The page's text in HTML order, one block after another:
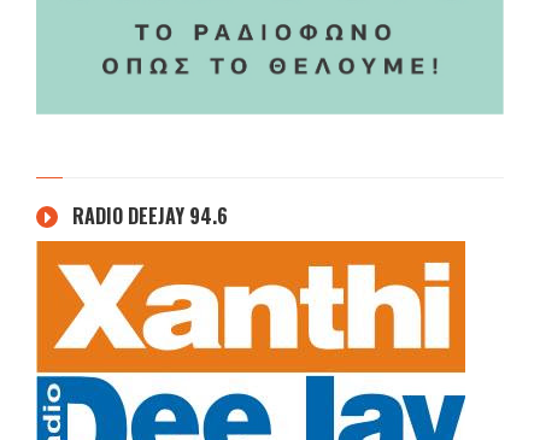
RADIO DEEJAY 94.6